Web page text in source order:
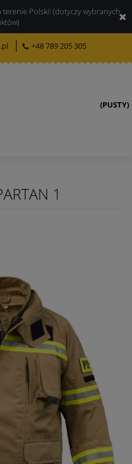
Polski! (dotyczy wybranych
+48 789 205 305
(PUSTY)
1